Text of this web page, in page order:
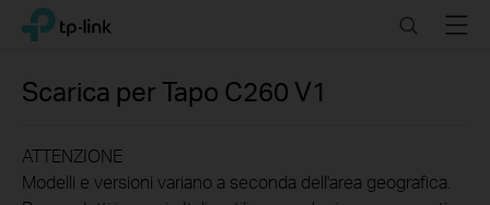
Click
navigation
TP-Link, Reliably Smart SearchMenu
Scarica perTapo C260 V1
ATTENZIONE
Modelli e versioni variano a seconda dell'area geografica.